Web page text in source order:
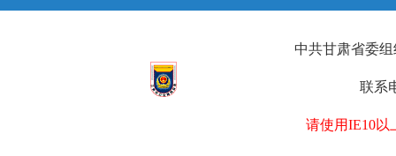
中共甘肃省委
联系
请使用IE10以